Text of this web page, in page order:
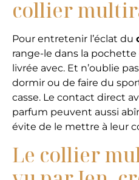
collier
Pour entretenir l’éclat du
range-le dans la
livrée avec. Et n’oublie
dormir ou de faire du
casse. Le contact direct
parfum peuvent aussi
évite de le mettre à leur
Le collier